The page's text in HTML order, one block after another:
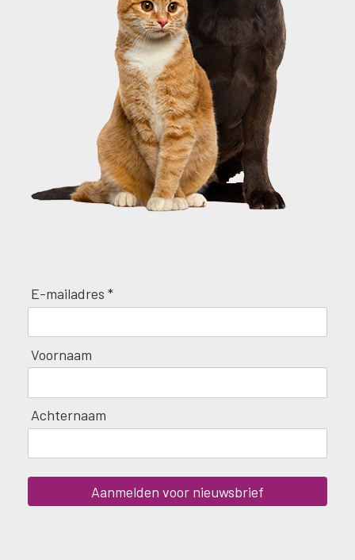
E-mailadres *
Voornaam
Achternaam
Aanmelden voor nieuwsbrief